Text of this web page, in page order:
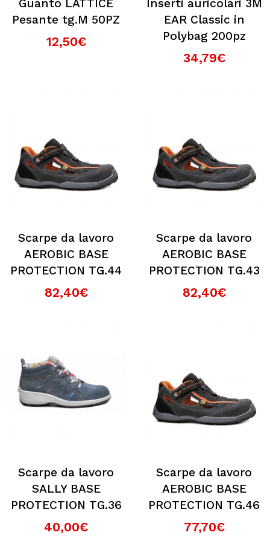
Guanto LATTICE
Pesante tg.M 50PZ
12,50€
Inserti auricolari 3M
EAR Classic in
Polybag 200pz
34,79€
Scarpe da lavoro
AEROBIC BASE
PROTECTION TG.44
82,40€
Scarpe da lavoro
AEROBIC BASE
PROTECTION TG.43
82,40€
Scarpe da lavoro
SALLY BASE
PROTECTION TG.36
40,00€
Scarpe da lavoro
AEROBIC BASE
PROTECTION TG.46
77,70€